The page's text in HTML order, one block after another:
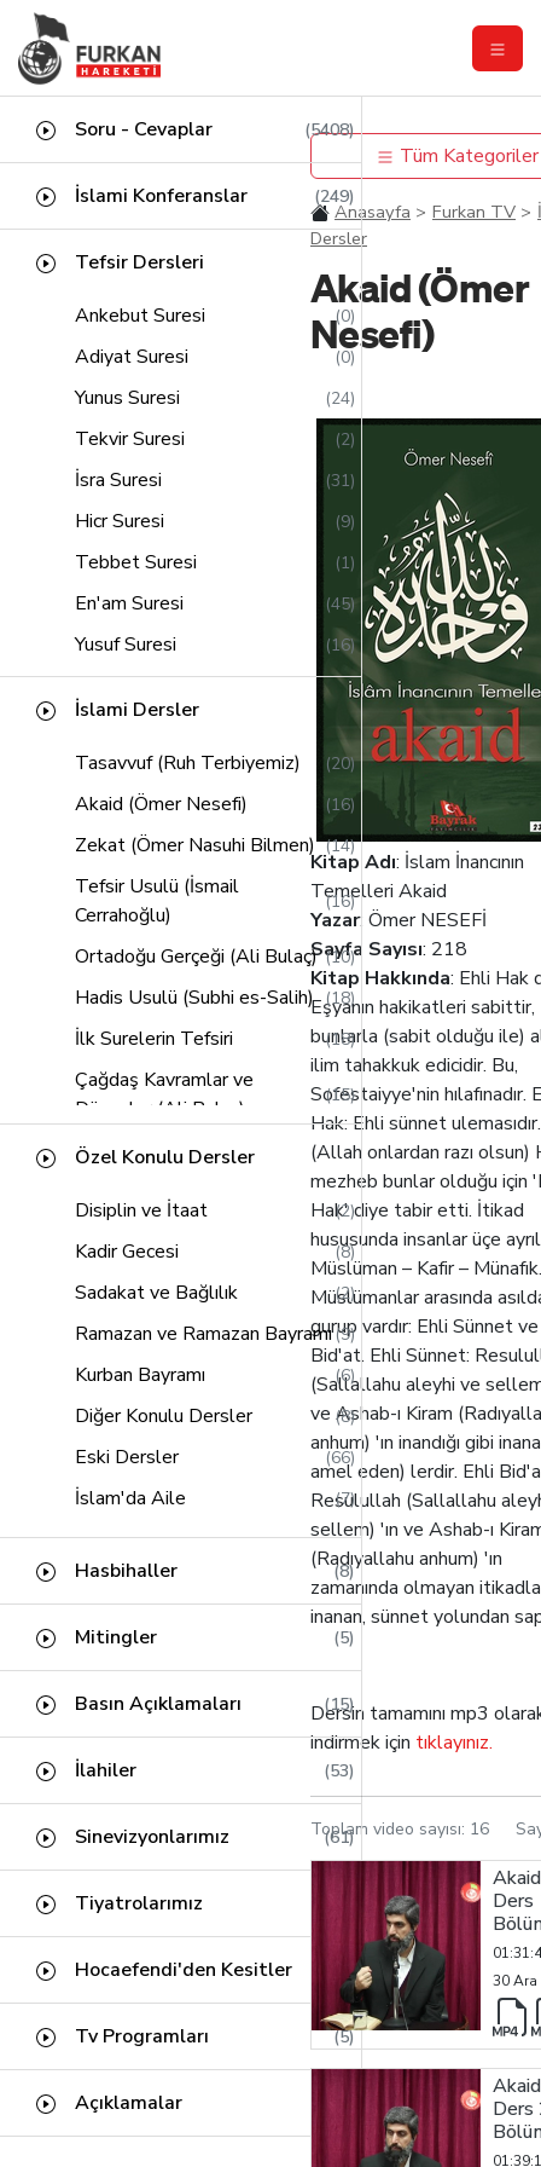
Soru - Cevaplar (5408)
İslami Konferanslar (249)
Tefsir Dersleri
Ankebut Suresi
(0)
Adiyat Suresi (0)
Yunus Suresi (24)
Tekvir Suresi (2)
İsra Suresi (31)
Hicr Suresi (9)
Tebbet Suresi (1)
En'am Suresi (45)
Yusuf Suresi (16)
Kasas Suresi (14)
(21)
Saffat Suresi (13)
Lokman Suresi (11)
Sebe Suresi (12)
Zumer Suresi (16)
Müddessir Suresi (2)
Al-i İmran Suresi (58)
(2)
(2)
Mü'min Suresi (20)
(23)
Zuhruf Suresi (18)
Duhan Suresi (8)
Casiye Suresi (10)
Araf Suresi (20)
Ahkaf Suresi (15)
Zariyat Suresi (11)
Gaşiye Suresi (3)
Duha Suresi (1)
(1)
(1)
Kâfirun Suresi (1)
Fil Suresi (1)
Tin Suresi (1)
Abese Suresi (1)
(24)
Nuh Suresi (3)
Nahl Suresi (42)
İbrahim Suresi
Enbiya Suresi
Felak Suresi (1)
Mü'minun Suresi (18)
İslami Dersler
Tasavvuf (Ruh Terbiyemiz)
(20)
Akaid (Ömer Nesefi) (16)
Zekat (Ömer Nasuhi Bilmen) (14)
Tefsir Usulü (İsmail
Cerrahoğlu)
(16)
Ortadoğu Gerçeği (Ali Bulaç) (10)
Hadis Usulü (Subhi es-Salih) (18)
İlk Surelerin Tefsiri (18)
Çağdaş Kavramlar ve
Düzenler (Ali Bulaç)
(15)
Yoldaki İşaretler (Seyyid
(12)
Kavaid-ul Fıkhiyye (30)
Hz. Peygamberin Hayatı
(Nedvi)
(11)
Ahkam Tefsiri (Sabuni) (10)
Hac (Ömer Nasuhi Bilmen) (13)
Risaleler (Bediüzzaman Said
(9)
Seçme Hadisler (7)
(18)
(9)
Fıkıh Usulü (0)
Meal Dersleri (0)
Özel Konulu Dersler
Disiplin ve İtaat
(2)
Kadir Gecesi (8)
Sadakat ve Bağlılık (2)
Ramazan ve Ramazan Bayramı (9)
Kurban Bayramı (6)
Diğer Konulu Dersler (8)
Eski Dersler (66)
İslam'da Aile (7)
Hasbihaller (8)
Mitingler (5)
Basın Açıklamaları (15)
İlahiler (53)
Sinevizyonlarımız (61)
Tiyatrolarımız
Hocaefendi'den Kesitler (453)
Tv Programları (5)
Açıklamalar
Tüm Kategoriler
Anasayfa Furkan TV
Dersler
Akaid (Ömer
Nesefi)
Kitap Adı: İslam İnancının
Temelleri Akaid
Yazar: Ömer NESEFİ
Sayfa Sayısı: 218
Kitap Hakkında: Ehli Hak
Eşyanın hakikatleri sabittir,
bunlarla (sabit olduğu ile)
ilim tahakkuk edicidir. Bu,
Sofestaiyye'nin hılafınadır.
Hak: Ehli sünnet ulemasıdır.
(Allah onlardan razı olsun)
mezheb bunlar olduğu için
Hak' diye tabir etti. İtikad
hususunda insanlar üçe
Müslüman – Kafir – Münafık.
Müslümanlar arasında
gurup vardır: Ehli Sünnet
Bid'at. Ehli Sünnet:
(Sallallahu aleyhi ve
ve Ashab-ı Kiram
anhum) 'ın inandığı gibi
amel eden) lerdir. Ehli
Resulullah (Sallallahu
sellem) 'ın ve Ashab-ı
(Radıyallahu anhum) 'ın
zamanında olmayan
inanan, sünnet yolundan
Dersin tamamını mp3
indirmek için tıklayınız.
Toplam video sayısı: 16
Ders
30 Ara
Ders